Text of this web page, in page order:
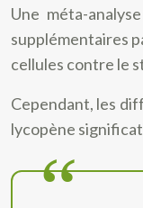
Une méta-
supplémentaires
cellules contre le
Cependant, les
lycopène